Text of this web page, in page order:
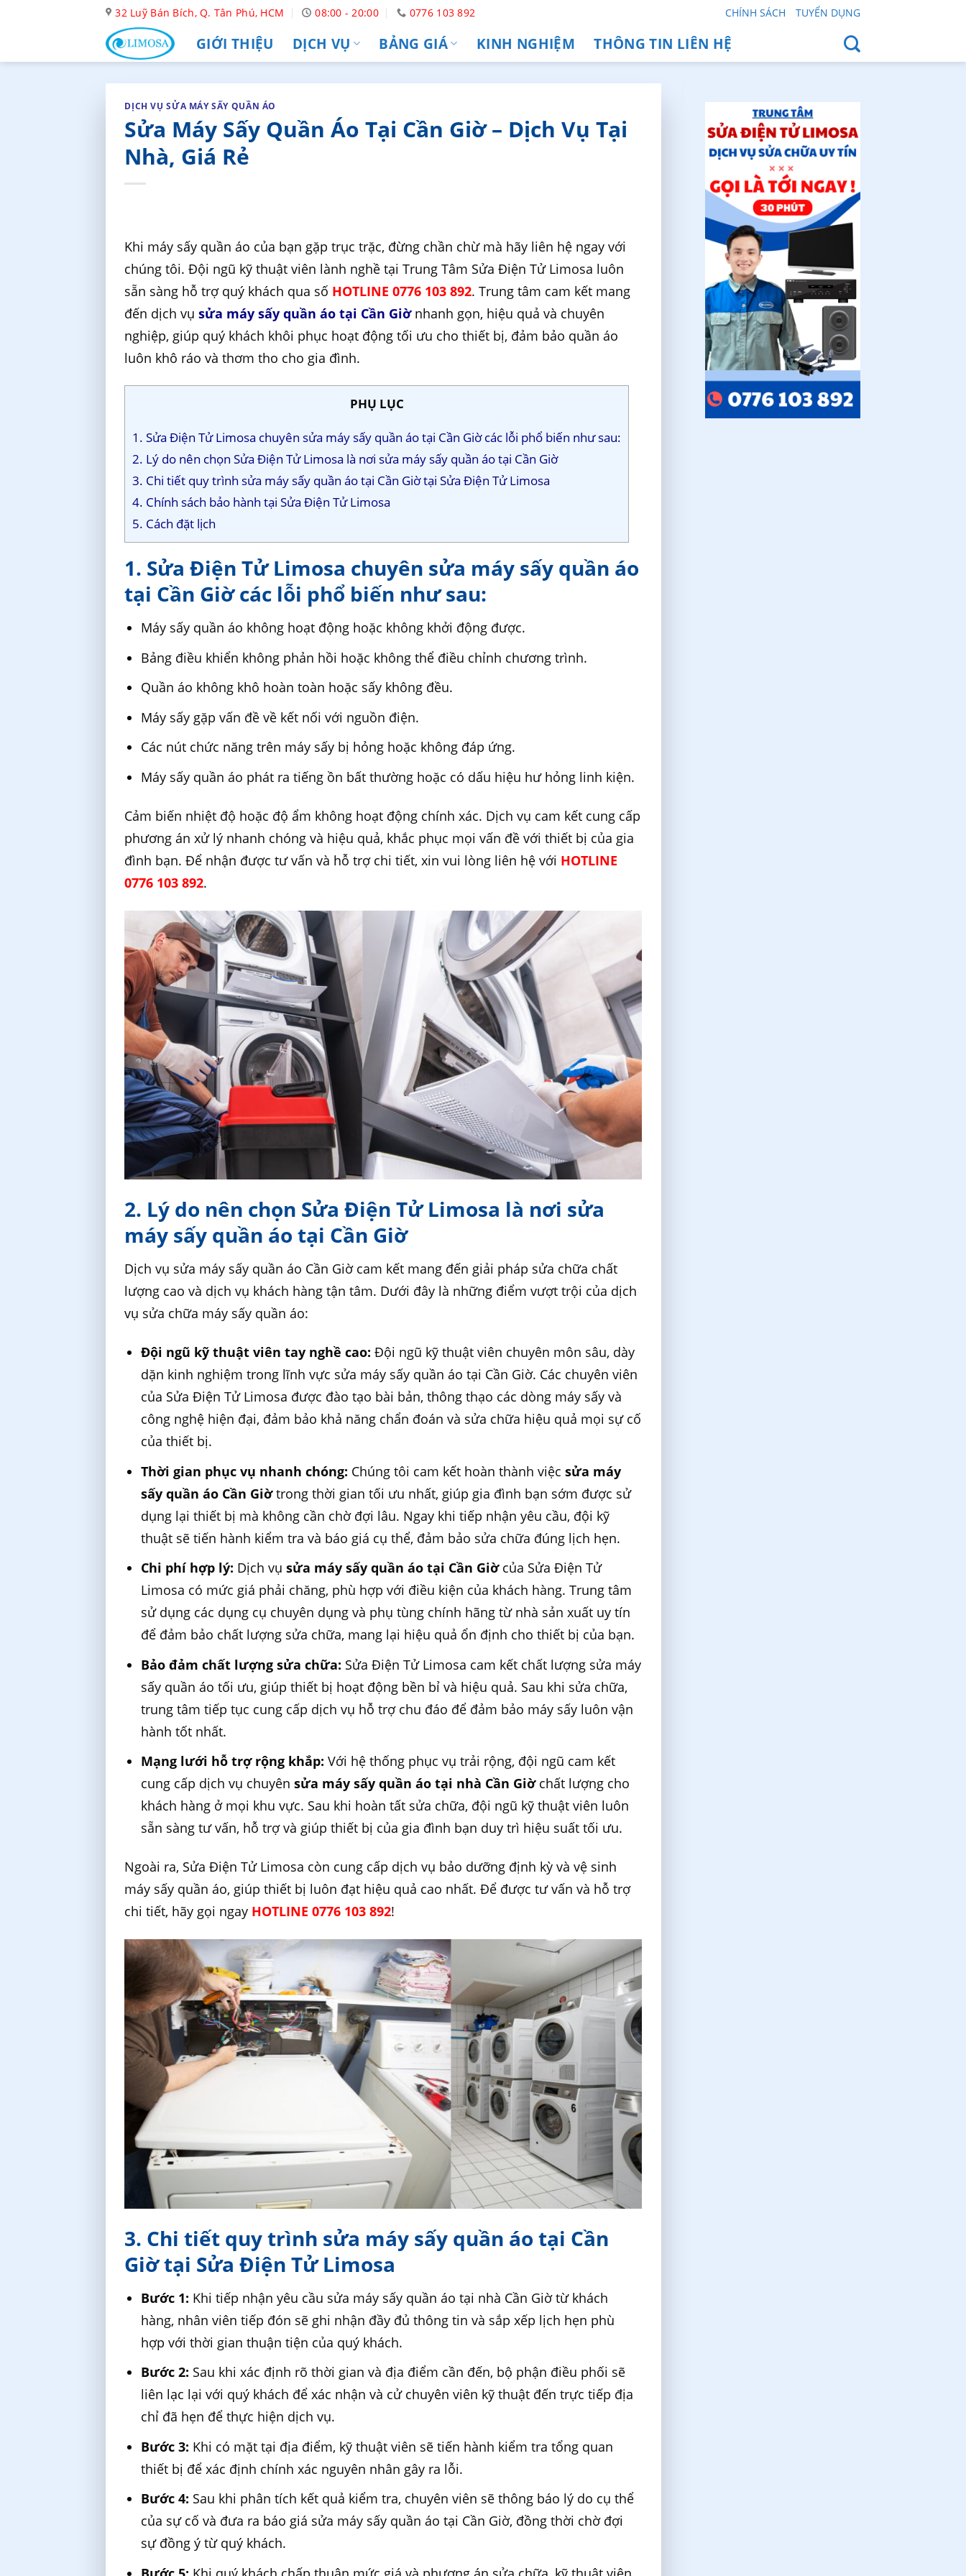
32 Luỹ Bán Bích, Q. Tân Phú, HCM 08:00 - 20:00 0776 103 892 CHÍNH SÁCH TUYỂN DỤNG
GIỚI THIỆU DỊCH VỤ BẢNG GIÁ KINH NGHIỆM THÔNG TIN LIÊN HỆ
DỊCH VỤ SỬA MÁY SẤY QUẦN ÁO
Sửa Máy Sấy Quần Áo Tại Cần Giờ – Dịch Vụ Tại
Nhà, Giá Rẻ
Khi máy sấy quần áo của bạn gặp trục trặc, đừng chần chừ mà hãy liên hệ ngay với
chúng tôi. Đội ngũ kỹ thuật viên lành nghề tại Trung Tâm Sửa Điện Tử Limosa luôn
sẵn sàng hỗ trợ quý khách qua số HOTLINE 0776 103 892. Trung tâm cam kết mang
đến dịch vụ sửa máy sấy quần áo tại Cần Giờ nhanh gọn, hiệu quả và chuyên
nghiệp, giúp quý khách khôi phục hoạt động tối ưu cho thiết bị, đảm bảo quần áo
luôn khô ráo và thơm tho cho gia đình.
PHỤ LỤC
1. Sửa Điện Tử Limosa chuyên sửa máy sấy quần áo tại Cần Giờ các lỗi phổ biến như sau:
2. Lý do nên chọn Sửa Điện Tử Limosa là nơi sửa máy sấy quần áo tại Cần Giờ
3. Chi tiết quy trình sửa máy sấy quần áo tại Cần Giờ tại Sửa Điện Tử Limosa
4. Chính sách bảo hành tại Sửa Điện Tử Limosa
5. Cách đặt lịch
1. Sửa Điện Tử Limosa chuyên sửa máy sấy quần áo
tại Cần Giờ các lỗi phổ biến như sau:
Máy sấy quần áo không hoạt động hoặc không khởi động được.
Bảng điều khiển không phản hồi hoặc không thể điều chỉnh chương trình.
Quần áo không khô hoàn toàn hoặc sấy không đều.
Máy sấy gặp vấn đề về kết nối với nguồn điện.
Các nút chức năng trên máy sấy bị hỏng hoặc không đáp ứng.
Máy sấy quần áo phát ra tiếng ồn bất thường hoặc có dấu hiệu hư hỏng linh kiện.
Cảm biến nhiệt độ hoặc độ ẩm không hoạt động chính xác. Dịch vụ cam kết cung cấp
phương án xử lý nhanh chóng và hiệu quả, khắc phục mọi vấn đề với thiết bị của gia
đình bạn. Để nhận được tư vấn và hỗ trợ chi tiết, xin vui lòng liên hệ với HOTLINE
0776 103 892.
2. Lý do nên chọn Sửa Điện Tử Limosa là nơi sửa
máy sấy quần áo tại Cần Giờ
Dịch vụ sửa máy sấy quần áo Cần Giờ cam kết mang đến giải pháp sửa chữa chất
lượng cao và dịch vụ khách hàng tận tâm. Dưới đây là những điểm vượt trội của dịch
vụ sửa chữa máy sấy quần áo:
Đội ngũ kỹ thuật viên tay nghề cao: Đội ngũ kỹ thuật viên chuyên môn sâu, dày
dặn kinh nghiệm trong lĩnh vực sửa máy sấy quần áo tại Cần Giờ. Các chuyên viên
của Sửa Điện Tử Limosa được đào tạo bài bản, thông thạo các dòng máy sấy và
công nghệ hiện đại, đảm bảo khả năng chẩn đoán và sửa chữa hiệu quả mọi sự cố
của thiết bị.
Thời gian phục vụ nhanh chóng: Chúng tôi cam kết hoàn thành việcsửa máy
sấy quần áo Cần Giờtrong thời gian tối ưu nhất, giúp gia đình bạn sớm được sử
dụng lại thiết bị mà không cần chờ đợi lâu. Ngay khi tiếp nhận yêu cầu, đội kỹ
thuật sẽ tiến hành kiểm tra và báo giá cụ thể, đảm bảo sửa chữa đúng lịch hẹn.
Chi phí hợp lý: Dịch vụ sửa máy sấy quần áo tại Cần Giờ của Sửa Điện Tử
Limosa có mức giá phải chăng, phù hợp với điều kiện của khách hàng. Trung tâm
sử dụng các dụng cụ chuyên dụng và phụ tùng chính hãng từ nhà sản xuất uy tín
để đảm bảo chất lượng sửa chữa, mang lại hiệu quả ổn định cho thiết bị của bạn.
Bảo đảm chất lượng sửa chữa: Sửa Điện Tử Limosa cam kết chất lượng sửa máy
sấy quần áo tối ưu, giúp thiết bị hoạt động bền bỉ và hiệu quả. Sau khi sửa chữa,
trung tâm tiếp tục cung cấp dịch vụ hỗ trợ chu đáo để đảm bảo máy sấy luôn vận
hành tốt nhất.
Mạng lưới hỗ trợ rộng khắp: Với hệ thống phục vụ trải rộng, đội ngũ cam kết
cung cấp dịch vụ chuyênsửa máy sấy quần áo tại nhà Cần Giờchất lượng cho
khách hàng ở mọi khu vực. Sau khi hoàn tất sửa chữa, đội ngũ kỹ thuật viên luôn
sẵn sàng tư vấn, hỗ trợ và giúp thiết bị của gia đình bạn duy trì hiệu suất tối ưu.
Ngoài ra, Sửa Điện Tử Limosa còn cung cấp dịch vụ bảo dưỡng định kỳ và vệ sinh
máy sấy quần áo, giúp thiết bị luôn đạt hiệu quả cao nhất. Để được tư vấn và hỗ trợ
chi tiết, hãy gọi ngay HOTLINE 0776 103 892!
3. Chi tiết quy trình sửa máy sấy quần áo tại Cần
Giờ tại Sửa Điện Tử Limosa
Bước 1: Khi tiếp nhận yêu cầu sửa máy sấy quần áo tại nhà Cần Giờ từ khách
hàng, nhân viên tiếp đón sẽ ghi nhận đầy đủ thông tin và sắp xếp lịch hẹn phù
hợp với thời gian thuận tiện của quý khách.
Bước 2: Sau khi xác định rõ thời gian và địa điểm cần đến, bộ phận điều phối sẽ
liên lạc lại với quý khách để xác nhận và cử chuyên viên kỹ thuật đến trực tiếp địa
chỉ đã hẹn để thực hiện dịch vụ.
Bước 3: Khi có mặt tại địa điểm, kỹ thuật viên sẽ tiến hành kiểm tra tổng quan
thiết bị để xác định chính xác nguyên nhân gây ra lỗi.
Bước 4: Sau khi phân tích kết quả kiểm tra, chuyên viên sẽ thông báo lý do cụ thể
của sự cố và đưa ra báo giá sửa máy sấy quần áo tại Cần Giờ, đồng thời chờ đợi
sự đồng ý từ quý khách.